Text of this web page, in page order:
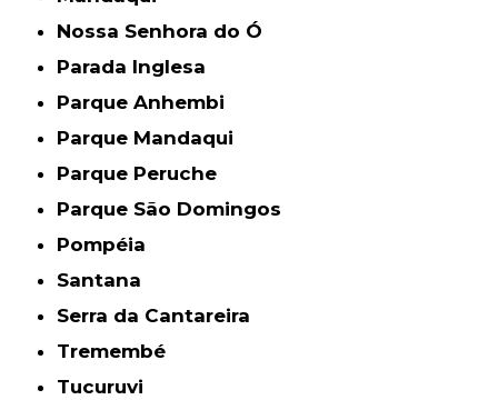
Nossa Senhora do Ó
Parada Inglesa
Parque Anhembi
Parque Mandaqui
Parque Peruche
Parque São Domingos
Pompéia
Santana
Serra da Cantareira
Tremembé
Tucuruvi